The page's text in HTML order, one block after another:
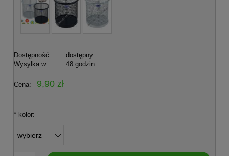
Dostępność:
dostępny
Wysyłka w:
48 godzin
Cena: 9,90 zł
* kolor: